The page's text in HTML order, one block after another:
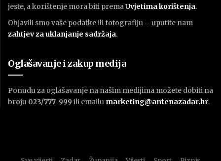
jeste, a korištenje mora biti premaUvjetima korištenja.
Objavili smo vaše podatke ili fotografiju – uputite nam
zahtjev za uklanjanje sadržaja.
Oglašavanje i zakup medija
Ponudu za oglašavanje na našim medijima možete dobiti na
broju 023/777-999 ili emailu marketing@antenazadar.hr.